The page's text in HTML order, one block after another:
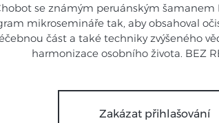
se známým peruánským šamanem
mikrosemináře tak, aby obsahoval
část a také techniky zvýšeného
harmonizace osobního života. BEZ
Zakázat přihlašování